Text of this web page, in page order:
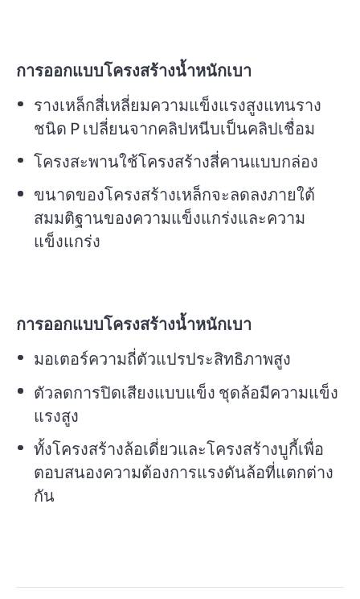
การออกแบบโครงสร้างน้ำหนักเบา
รางเหล็กสี่เหลี่ยมความแข็งแรงสูงแทนราง
ชนิด P เปลี่ยนจากคลิปหนีบเป็นคลิปเชื่อม
โครงสะพานใช้โครงสร้างสี่คานแบบกล่อง
ขนาดของโครงสร้างเหล็กจะลดลงภายใต้
สมมติฐานของความแข็งแกร่งและความ
แข็งแกร่ง
การออกแบบโครงสร้างน้ำหนักเบา
มอเตอร์ความถี่ตัวแปรประสิทธิภาพสูง
ตัวลดการปิดเสียงแบบแข็ง ชุดล้อมีความแข็ง
แรงสูง
ทั้งโครงสร้างล้อเดี่ยวและโครงสร้างบูกี้เพื่อ
ตอบสนองความต้องการแรงดันล้อที่แตกต่าง
กัน